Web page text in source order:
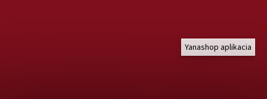
Yanashop aplikacia